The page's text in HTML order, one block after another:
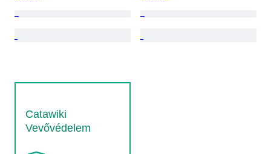
Catawiki
Vevővédelem